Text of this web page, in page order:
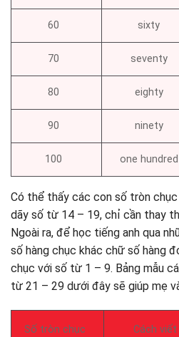
60 sixty
70 seventy
80 eighty
90 ninety
100 one hundred
Có thể thấy các con số tròn
dãy số từ 14 – 19, chỉ cần thay
Ngoài ra, để học tiếng anh qua
số hàng chục khác chữ số hàng
chục với số từ 1 – 9. Bảng mẫu
từ 21 – 29 dưới đây sẽ giúp mẹ
Số tròn chục Cách viết